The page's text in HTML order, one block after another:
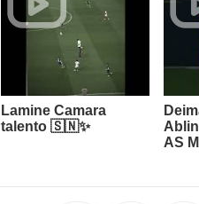
Lamine Camara
talento 🇸🇳✨
AS